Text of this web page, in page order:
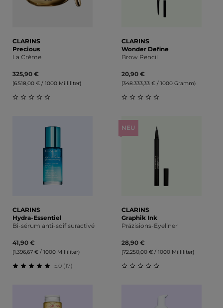
CLARINS
Precious
La Crème
325,90 €
(6.518,00 € / 1000 Milliliter)
CLARINS
Wonder Define
Brow Pencil
20,90 €
(348.333,33 € / 1000 Gramm)
CLARINS
Hydra-Essentiel
Bi-sérum anti-soif suractivé
41,90 €
(1.396,67 € / 1000 Milliliter)
5.0 (17)
NEU
CLARINS
Graphik Ink
Präzisions-Eyeliner
28,90 €
(72.250,00 € / 1000 Milliliter)